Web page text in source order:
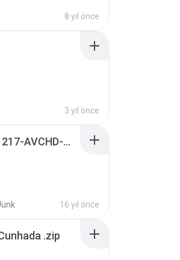
8 yıl önce
3 yıl önce
Sony Vegas Pro 8.0b Build 217-AVCHD-MPG-AC3 FIXED.7z
16 yıl önce
.zip